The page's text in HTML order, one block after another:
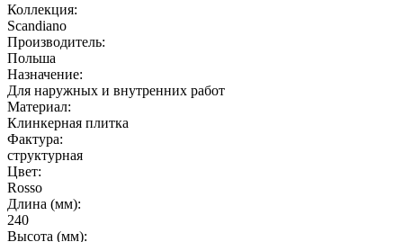
Коллекция:
Scandiano
Производитель:
Польша
Назначение:
Для наружных и внутренних работ
Материал:
Клинкерная плитка
Фактура:
структурная
Цвет:
Rosso
Длина (мм):
240
Высота (мм):